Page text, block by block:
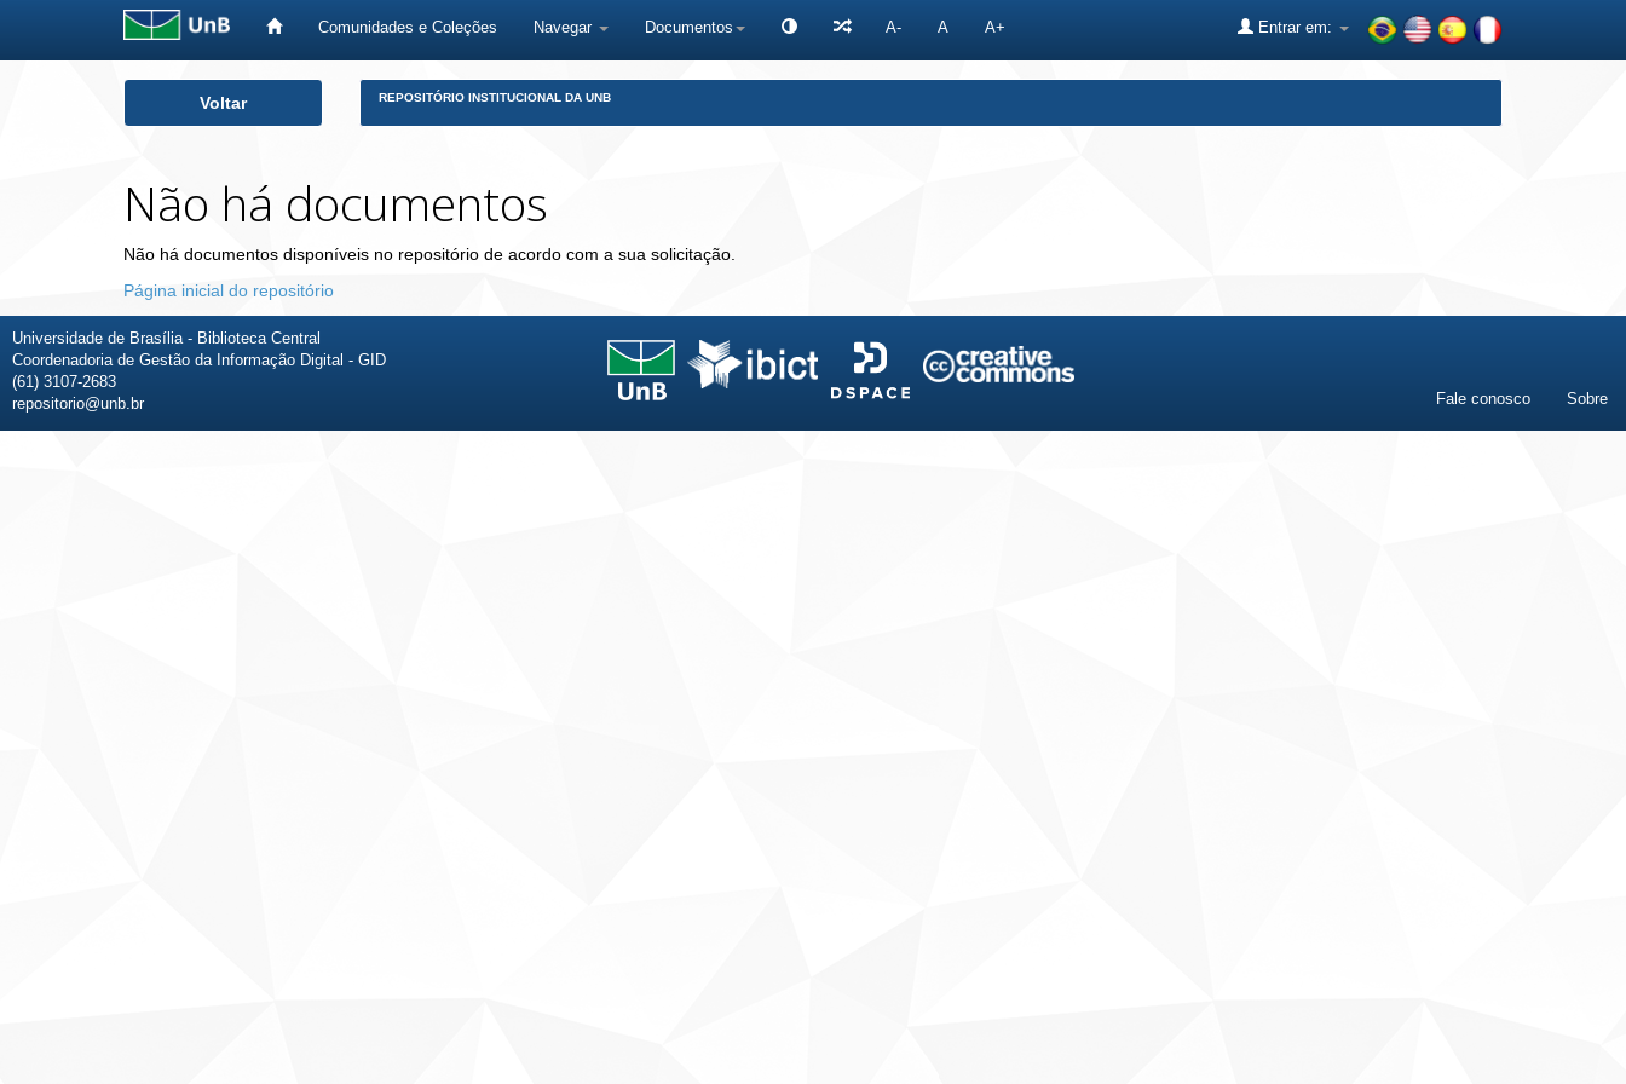
Comunidades e Coleções Navegar Documentos A- A A+ Entrar em:
Voltar REPOSITÓRIO INSTITUCIONAL DA UNB
Não há documentos
Não há documentos disponíveis no repositório de acordo com a sua solicitação.
Página inicial do repositório
Universidade de Brasília - Biblioteca Central
Coordenadoria de Gestão da Informação Digital - GID
(61) 3107-2683
repositorio@unb.br
Fale conosco Sobre